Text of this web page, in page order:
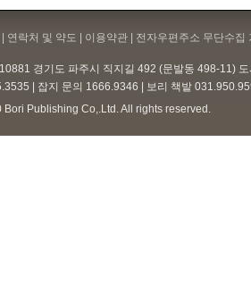
연락처 및 약도 | 이용약관 | 전자우편주소 무단수집
경기도 파주시 직지길 492 (문발동 498-11)
| 잡지 문의 1666.9346 | 보리 책밭
Publishing Co,.Ltd. All rights reserved.